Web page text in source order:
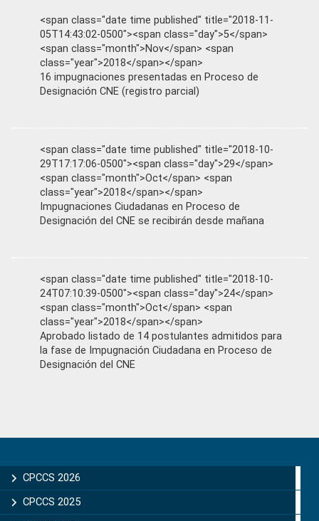
<span class="date time published" title="2018-11-
05T14:43:02-0500"><span class="day">5</span>
<span class="month">Nov</span> <span
class="year">2018</span></span>
16 impugnaciones presentadas en Proceso de
Designación CNE (registro parcial)
<span class="date time published" title="2018-10-
29T17:17:06-0500"><span class="day">29</span>
<span class="month">Oct</span> <span
class="year">2018</span></span>
Impugnaciones Ciudadanas en Proceso de
Designación del CNE se recibirán desde mañana
<span class="date time published" title="2018-10-
24T07:10:39-0500"><span class="day">24</span>
<span class="month">Oct</span> <span
class="year">2018</span></span>
Aprobado listado de 14 postulantes admitidos para
la fase de Impugnación Ciudadana en Proceso de
Designación del CNE
Sidebar
CPCCS 2026
CPCCS 2025